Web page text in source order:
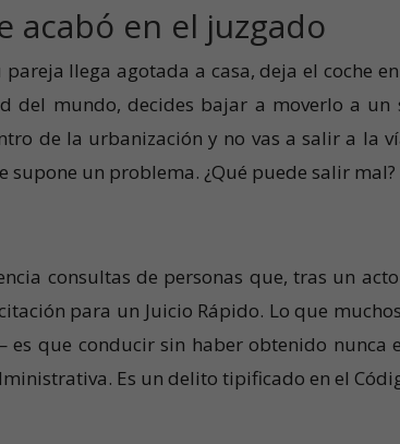
acabó en el juzgado
llega agotada a casa, deja el coche
del mundo, decides bajar a moverlo a un
de la urbanización y no vas a salir a la
supone un problema. ¿Qué puede salir mal?
consultas de personas que, tras un
para un Juicio Rápido. Lo que
que conducir sin haber obtenido nunca
Es un delito tipificado en el